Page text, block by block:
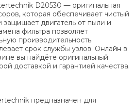
D20530 — оригинальная
которая обеспечивает чистый
двигатель от пыли и
фильтра позволяет
производительность
срок службы узлов. Онлайн в
вы найдёте оригинальный
доставкой и гарантией качества.
предназначен для